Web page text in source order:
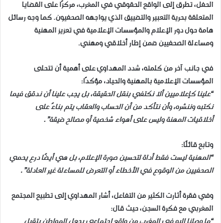
الحفل، تطرق إلى الواقع الحقوقي في المغرب، مركزًا على القضايا
المتعلقة بحرية التعبير والتضييق الذي يواجهه الصحفيون. كما وجه رسائل
هامة حول دور الإعلام والمؤسسات الإعلامية في تعزيز المهنية
ومساءلة الصحفيين ضمن إطار أخلاقي ومهني.
في جانب آخر من كلمته، شدد المهداوي على أهمية أن تتحلى
المؤسسات الإعلامية بالمهنية والحياد، مؤكدًا:
“علينا كإعلاميين ألا نكتفي بنقل الحقيقة، بل يجب علينا أن ندقق فيما
نكتبه وننشره، وأن نتأكد من أن الحساب والعقاب يتم بناءً على
أخلاقيات المهنة وليس على أهواء شخصية أو مصالح ضيقة.”
وتابع قائلًا:
“المهنية ليست فقط أداة لتحسين صورة الإعلام، بل هي أيضًا درع يحمي
الصحفيين من الوقوع في الأخطاء أو التعرض للمساءلة غير العادلة.”
وفي فقرة أثارت الكثير من التفاعل، أشار المهداوي إلى تطبيع المجتمع
المغربي مع فكرة السجن، حيث قال: